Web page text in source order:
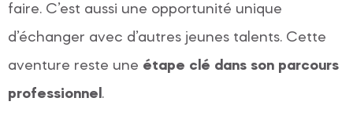
faire. C’est aussi une opportunité unique
d’échanger avec d’autres jeunes talents. Cette
aventure reste une étape clé dans son parcours
professionnel .